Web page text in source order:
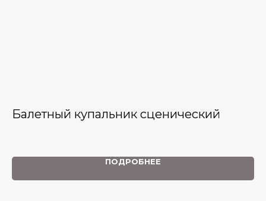
Балетный купальник сценический
ПОДРОБНЕЕ